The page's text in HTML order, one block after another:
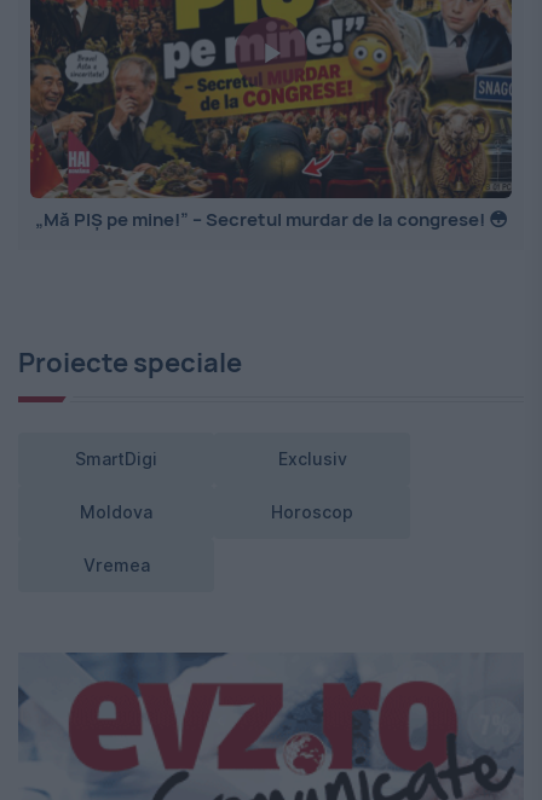
„Mă PIȘ pe mine!” – Secretul murdar de la congrese! 😳
Proiecte speciale
SmartDigi Exclusiv
Moldova Horoscop
Vremea